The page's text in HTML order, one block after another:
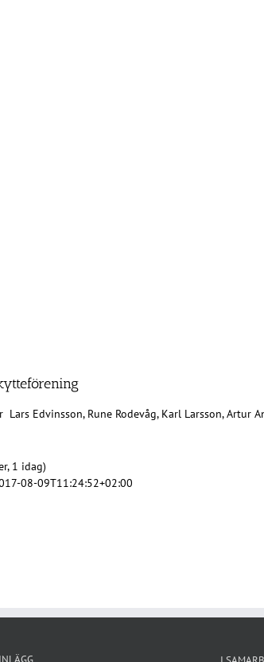
Lars Edvinsson, Rune Rodevåg, Karl Larsson, Artur
1 idag)
08-09T11:24:52+02:00